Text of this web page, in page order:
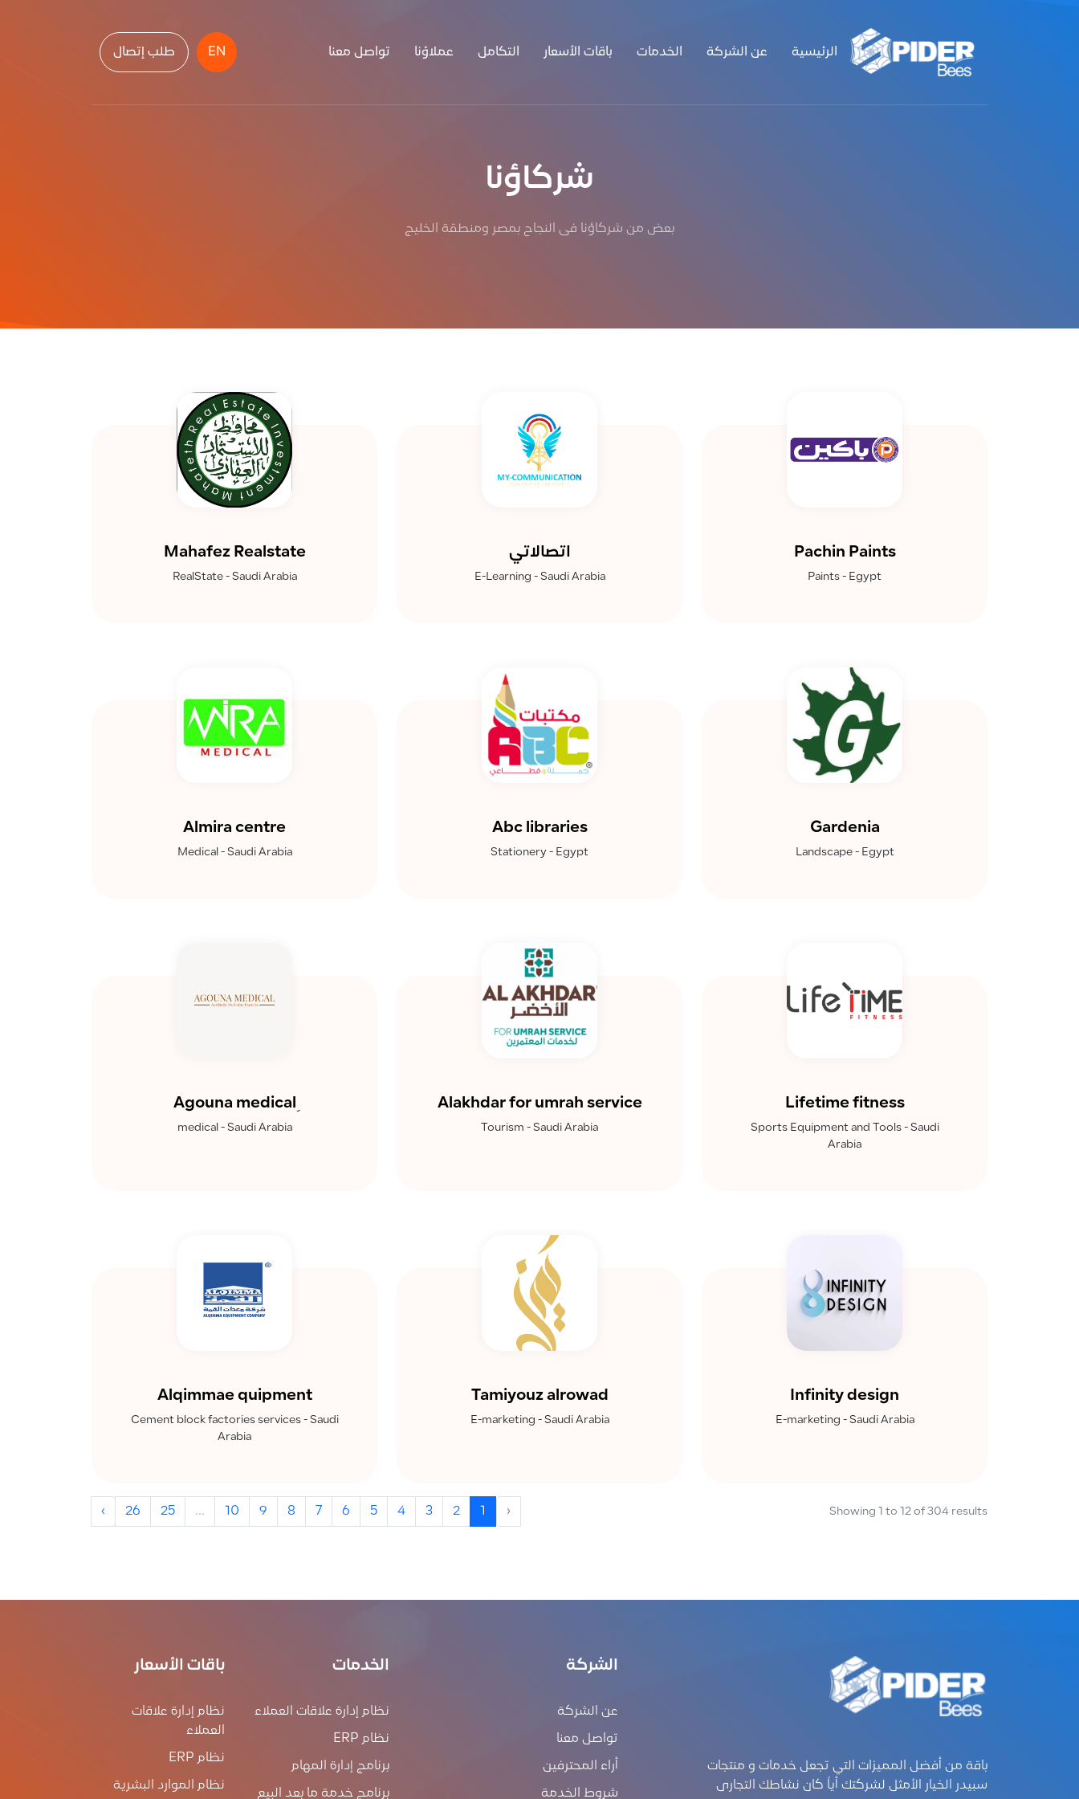
الرئيسية عن الشركة الخدمات باقات الأسعار التكامل عملاؤنا تواصل معنا EN طلب إتصال
شركاؤنا
بعض من شركاؤنا فى النجاح بمصر ومنطقة الخليج
Pachin Paints
Paints - Egypt
اتصالاتي
E-Learning - Saudi Arabia
Mahafez Realstate
RealState - Saudi Arabia
Gardenia
Landscape - Egypt
Abc libraries
Stationery - Egypt
Almira centre
Medical - Saudi Arabia
Lifetime fitness
Sports Equipment and Tools - Saudi
Arabia
Alakhdar for umrah service
Tourism - Saudi Arabia
medical - Saudi Arabia
Infinity design
E-marketing - Saudi Arabia
Tamiyouz alrowad
E-marketing - Saudi Arabia
Alqimmae quipment
Cement block factories services - Saudi
Arabia
Showing 1 to 12 of 304 results
‹
2
3
4
5
6
7
8
9
10
...
25
26
›
باقة من أفضل المميزات التي تجعل خدمات و منتجات
سبيدر الخيار الأمثل لشركتك أياً كان نشاطك التجارى
الشركة
عن الشركة
تواصل معنا
أراء المحترفين
شروط الخدمة
الخدمات
نظام إدارة علاقات العملاء
نظام ERP
برنامج إدارة المهام
برنامج خدمة ما بعد البيع
باقات الأسعار
نظام إدارة علاقات
العملاء
نظام ERP
نظام الموارد البشرية